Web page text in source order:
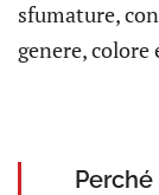
sfumature,
genere, colore